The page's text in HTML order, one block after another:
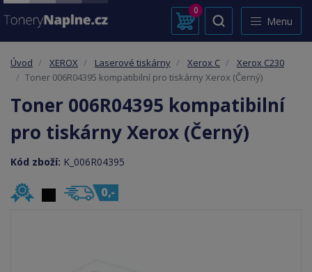
0
Menu
Úvod XEROX Laserové tiskárny Xerox C
Xerox C230
Toner 006R04395 kompatibilní pro tiskárny Xerox (Černý)
Toner 006R04395 kompatibilní
pro tiskárny Xerox (Černý)
Kód zboží: K_006R04395